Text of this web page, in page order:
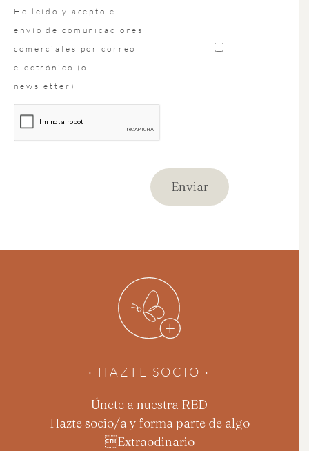
He leído y acepto el
envío de comunicaciones
comerciales por correo
electrónico (o
newsletter)
· HAZTE SOCIO ·
Únete a nuestra RED
Hazte socio/a y forma parte de algo
Extraodinario